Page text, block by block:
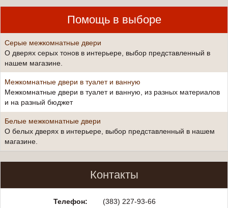
Помощь в выборе
Серые межкомнатные двери
О дверях серых тонов в интерьере, выбор представленный в
нашем магазине.
Межкомнатные двери в туалет и ванную
Межкомнатные двери в туалет и ванную, из разных материалов
и на разный бюджет
Белые межкомнатные двери
О белых дверях в интерьере, выбор представленный в нашем
магазине.
Контакты
Телефон: (383) 227-93-66